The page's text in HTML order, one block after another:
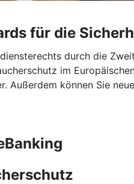
für die
durch die
im
Außerdem können Sie